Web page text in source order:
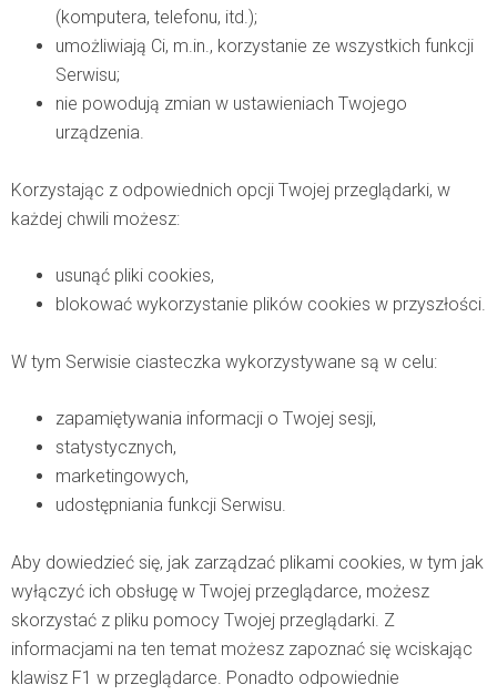
(komputera, telefonu, itd.);
umożliwiają Ci, m.in., korzystanie ze wszystkich funkcji
Serwisu;
nie powodują zmian w ustawieniach Twojego
urządzenia.
Korzystając z odpowiednich opcji Twojej przeglądarki, w
każdej chwili możesz:
usunąć pliki cookies,
blokować wykorzystanie plików cookies w przyszłości.
W tym Serwisie ciasteczka wykorzystywane są w celu:
zapamiętywania informacji o Twojej sesji,
statystycznych,
marketingowych,
udostępniania funkcji Serwisu.
Aby dowiedzieć się, jak zarządzać plikami cookies, w tym jak
wyłączyć ich obsługę w Twojej przeglądarce, możesz
skorzystać z pliku pomocy Twojej przeglądarki. Z
informacjami na ten temat możesz zapoznać się wciskając
klawisz F1 w przeglądarce. Ponadto odpowiednie